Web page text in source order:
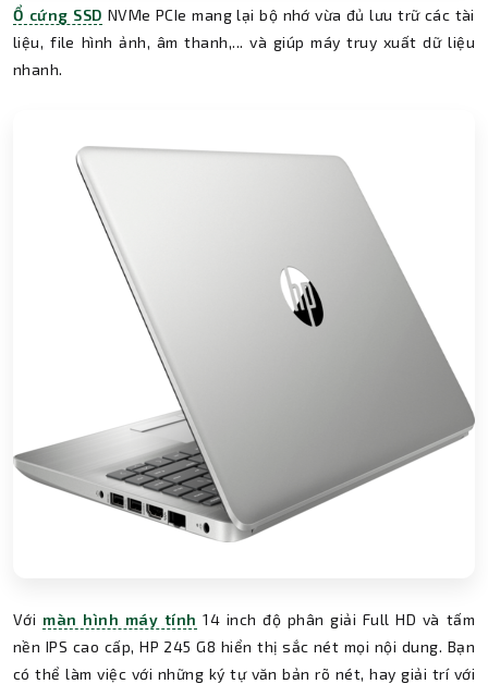
Ổ cứng SSD NVMe PCIe mang lại bộ nhớ vừa đủ lưu trữ các tài
liệu, file hình ảnh, âm thanh,... và giúp máy truy xuất dữ liệu
nhanh.
Với màn hình máy tính 14 inch độ phân giải Full HD và tấm
nền IPS cao cấp, HP 245 G8 hiển thị sắc nét mọi nội dung. Bạn
có thể làm việc với những ký tự văn bản rõ nét, hay giải trí với